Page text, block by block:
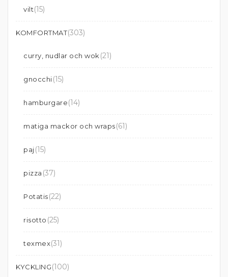
vilt(15)
KOMFORTMAT(303)
curry, nudlar och wok (21)
gnocchi(15)
hamburgare(14)
matiga mackor och wraps(61)
paj(15)
pizza (37)
Potatis(22)
risotto (25)
texmex(31)
KYCKLING(100)